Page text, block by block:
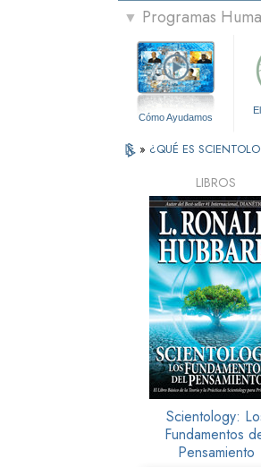
▼ Programas
Cómo Ayudamos
» ¿QUÉ ES
LIBROS
Scientology:
Fundamentos
Pensamiento